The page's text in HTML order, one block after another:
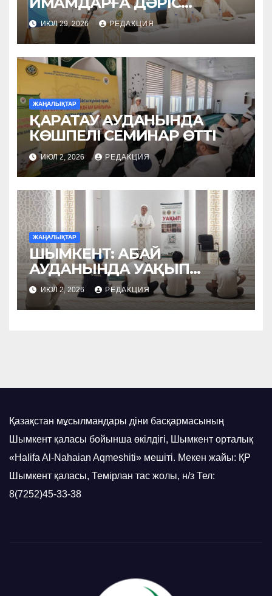
ОҚЫДЫ
ИЮЛ 29, 2026 РЕДАКЦИЯ
ЖАҢАЛЫҚТАР
ҚАРАТАУ АУДАНЫНДА
КӨШПЕЛІ СЕМИНАР ӨТТІ
ИЮЛ 2, 2026 РЕДАКЦИЯ
ЖАҢАЛЫҚТАР
ШЫМКЕНТ: АБАЙ
АУДАНЫНДА УАҚЫП
НАСИХАТТАЛДЫ
ИЮЛ 2, 2026 РЕДАКЦИЯ
Қазақстан мұсылмандары діни басқармасының
Шымкент қаласы бойынша өкілдігі, Шымкент орталық
«Halifa Al-Nahaian Aqmeshiti» мешіті. Мекен жайы: ҚР
Шымкент қаласы, Темірлан тас жолы, н/з Тел:
8(7252)45-33-38